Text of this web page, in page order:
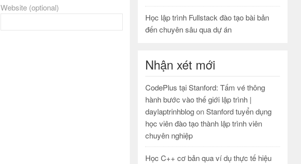
Website (optional)
Học lập trình Fullstack đào tạo bài bản
đến chuyên sâu qua dự án
Nhận xét mới
CodePlus tại Stanford: Tấm vé thông
hành bước vào thế giới lập trình |
daylaptrinhblogonStanford tuyển dụng
học viên đào tạo thành lập trình viên
chuyên nghiệp
Học C++ cơ bản qua ví dụ thực tế hiệu